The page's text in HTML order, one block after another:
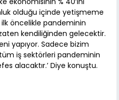
olduğu içinde yetişmeme
öncelikle pandeminin
kendiliğinden gelecektir.
yapıyor. Sadece bizim
iş sektörleri pandeminin
alacaktır.’ Diye konuştu.